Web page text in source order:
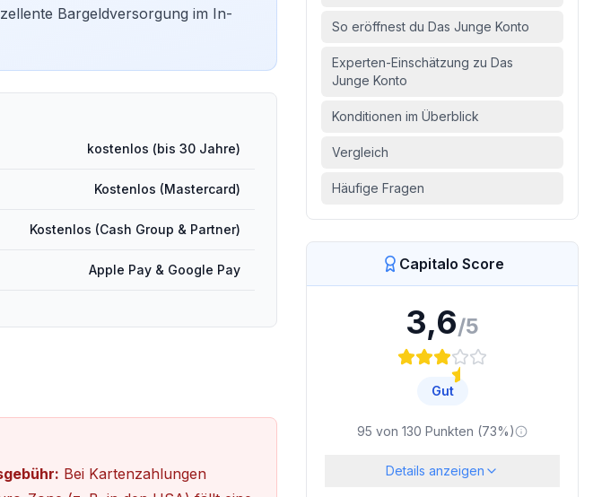
Bargeldversorgung im In-
kostenlos (bis 30 Jahre)
Kostenlos (Mastercard)
Kostenlos (Cash Group & Partner)
Apple Pay & Google Pay
Bei Kartenzahlungen
So eröffnest du Das Junge Konto
Experten-Einschätzung zu Das
Junge Konto
Konditionen im Überblick
Vergleich
Häufige Fragen
Capitalo Score
3,6/5
Gut
95 von 130 Punkten (73%)
Details anzeigen